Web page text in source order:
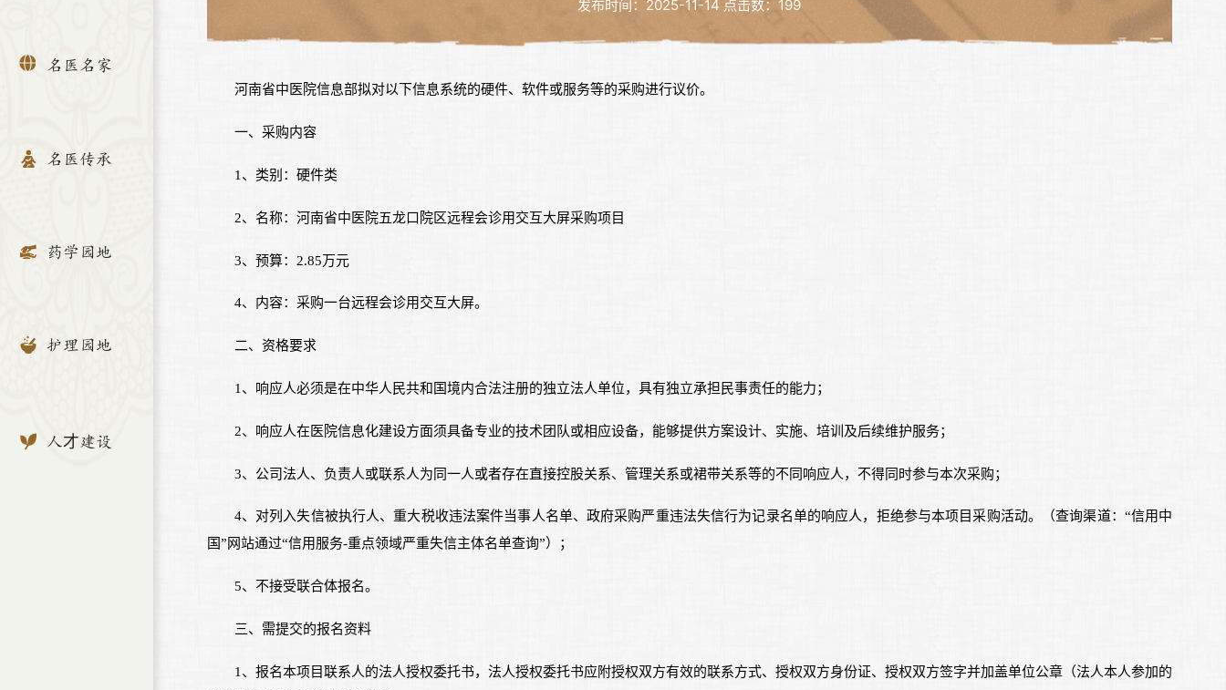
名医名家
名医传承
药学园地
护理园地
人才建设
发布时间：2025-11-14 点击数： 199
河南省中医院信息部拟对以下信息系统的硬件、软件或服务等的采购进行议价。
一、采购内容
1、类别：硬件类
2、名称：河南省中医院五龙口院区远程会诊用交互大屏采购项目
3、预算：2.85万元
4、内容：采购一台远程会诊用交互大屏。
二、资格要求
1、响应人必须是在中华人民共和国境内合法注册的独立法人单位，具有独立承担民事责任的能力；
2、响应人在医院信息化建设方面须具备专业的技术团队或相应设备，能够提供方案设计、实施、培训及后续维护服务；
3、公司法人、负责人或联系人为同一人或者存在直接控股关系、管理关系或裙带关系等的不同响应人，不得同时参与本次采购；
4、对列入失信被执行人、重大税收违法案件当事人名单、政府采购严重违法失信行为记录名单的响应人，拒绝参与本项目采购活动。（查询渠道：“信用中
国”网站通过“信用服务-重点领域严重失信主体名单查询”）；
5、不接受联合体报名。
三、需提交的报名资料
1、报名本项目联系人的法人授权委托书，法人授权委托书应附授权双方有效的联系方式、授权双方身份证、授权双方签字并加盖单位公章（法人本人参加的